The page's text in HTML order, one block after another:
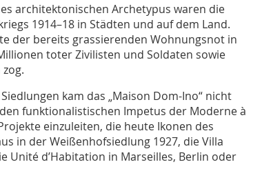
architektonischen Archetypus waren die
1914–18 in Städten und auf dem Land.
der bereits grassierenden Wohnungsnot in
toter Zivilisten und Soldaten sowie
kam das „Maison Dom-Ino“ nicht
funk­tionalistischen Impetus der Moderne à
einzuleiten, die heute Ikonen des
in der Weißenhofsiedlung 1927, die Villa
Unité d’Habitation in Marseilles, Berlin oder